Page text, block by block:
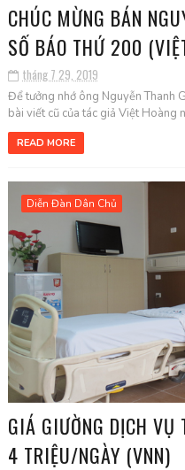
CHÚC MỪNG BÁN
SỐ BÁO THỨ 200
tháng 7 29, 2019
Để tưởng nhớ ông Nguyễn Thanh
bài viết cũ của tác giả Việt Hoàng
READ MORE
Diễn Đàn Dân Chủ
GIÁ GIƯỜNG DỊCH VỤ
4 TRIỆU/NGÀY (VNN)